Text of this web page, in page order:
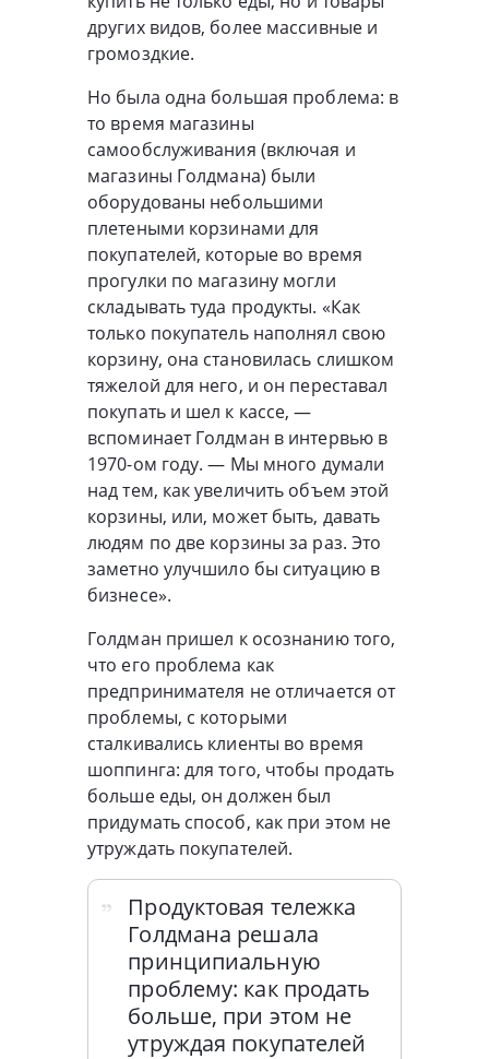
других видов, более массивные и
громоздкие.
Но была одна большая проблема: в
то время магазины
самообслуживания (включая и
магазины Голдмана) были
оборудованы небольшими
плетеными корзинами для
покупателей, которые во время
прогулки по магазину могли
складывать туда продукты. «Как
только покупатель наполнял свою
корзину, она становилась слишком
тяжелой для него, и он переставал
покупать и шел к кассе, —
вспоминает Голдман в интервью в
1970-ом году. — Мы много думали
над тем, как увеличить объем этой
корзины, или, может быть, давать
людям по две корзины за раз. Это
заметно улучшило бы ситуацию в
бизнесе».
Голдман пришел к осознанию того,
что его проблема как
предпринимателя не отличается от
проблемы, с которыми
сталкивались клиенты во время
шоппинга: для того, чтобы продать
больше еды, он должен был
придумать способ, как при этом не
утруждать покупателей.
Продуктовая тележка
Голдмана решала
принципиальную
проблему: как продать
больше, при этом не
утруждая покупателей